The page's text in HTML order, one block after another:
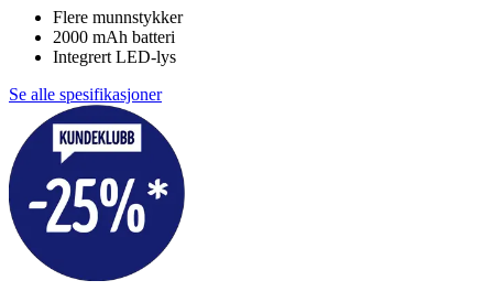
Flere munnstykker
2000 mAh batteri
Integrert LED-lys
Se alle spesifikasjoner